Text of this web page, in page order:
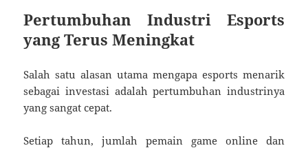
Pertumbuhan Industri Esports
yang Terus Meningkat
Salah satu alasan utama mengapa esports menarik
sebagai investasi adalah pertumbuhan industrinya
yang sangat cepat.
Setiap tahun, jumlah pemain game online dan